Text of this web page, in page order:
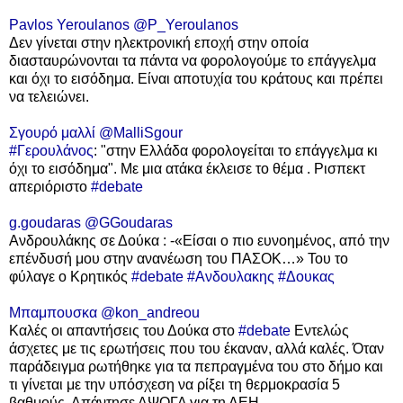
Pavlos Yeroulanos @P_Yeroulanos
Δεν γίνεται στην ηλεκτρονική εποχή στην οποία
διασταυρώνονται τα πάντα να φορολογούμε το επάγγελμα
και όχι το εισόδημα. Είναι αποτυχία του κράτους και πρέπει
να τελειώνει.
Σγουρό μαλλί @MalliSgour
#Γερουλάνος: "στην Ελλάδα φορολογείται το επάγγελμα κι
όχι το εισόδημα". Με μια ατάκα έκλεισε το θέμα . Ρισπεκτ
απεριόριστο #debate
g.goudaras @GGoudaras
Ανδρουλάκης σε Δούκα : -«Είσαι ο πιο ευνοημένος, από την
επένδυσή μου στην ανανέωση του ΠΑΣΟΚ…» Του το
φύλαγε ο Κρητικός #debate #Ανδουλακης #Δουκας
Μπαμπουσκα @kon_andreou
Καλές οι απαντήσεις του Δούκα στο #debate Εντελώς
άσχετες με τις ερωτήσεις που του έκαναν, αλλά καλές. Όταν
παράδειγμα ρωτήθηκε για τα πεπραγμένα του στο δήμο και
τι γίνεται με την υπόσχεση να ρίξει τη θερμοκρασία 5